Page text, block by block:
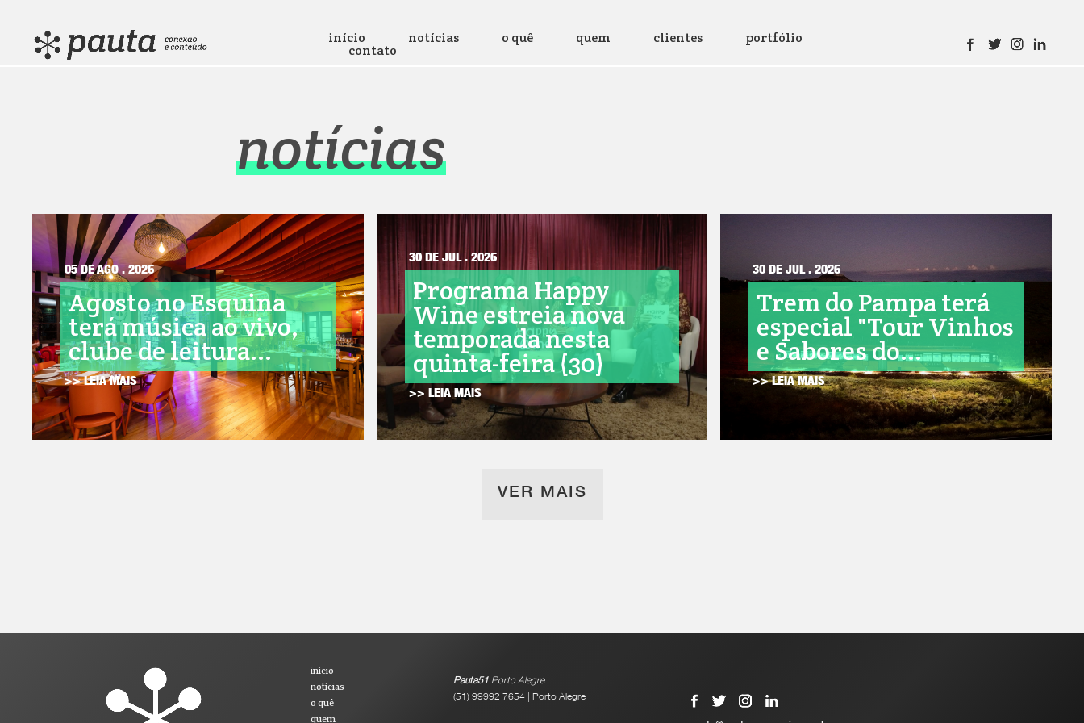
início notícias o quê quem clientes portfólio
contato
notícias
05 DE AGO . 2026
Agosto no Esquina
terá música ao vivo,
clube de leitura...
>> LEIA MAIS
30 DE JUL . 2026
Programa Happy
Wine estreia nova
temporada nesta
quinta-feira (30)
>> LEIA MAIS
30 DE JUL . 2026
Trem do Pampa terá
especial "Tour Vinhos
e Sabores do...
>> LEIA MAIS
VER MAIS
início
notícias
o quê
quem
Pauta51Porto Alegre
(51) 99992 7654 | Porto Alegre